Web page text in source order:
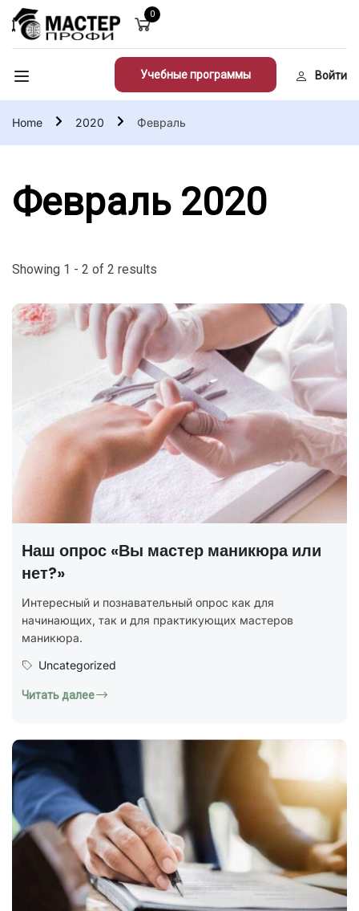
0
Учебные программы Войти
Home 2020 Февраль
Февраль 2020
Showing 1 - 2 of 2 results
Наш опрос «Вы мастер маникюра или
нет?»
Интересный и познавательный опрос как для
начинающих, так и для практикующих мастеров
маникюра.
Uncategorized
Читать далее